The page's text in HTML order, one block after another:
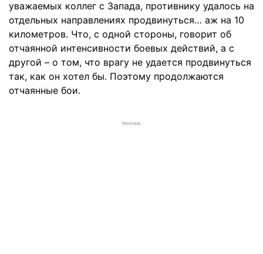
уважаемых коллег с Запада, противнику удалось на
отдельных направлениях продвинуться… аж на 10
километров. Что, с одной стороны, говорит об
отчаянной интенсивности боевых действий, а с
другой – о том, что врагу не удается продвинуться
так, как он хотел бы. Поэтому продолжаются
отчаянные бои.
РЕКЛАМА